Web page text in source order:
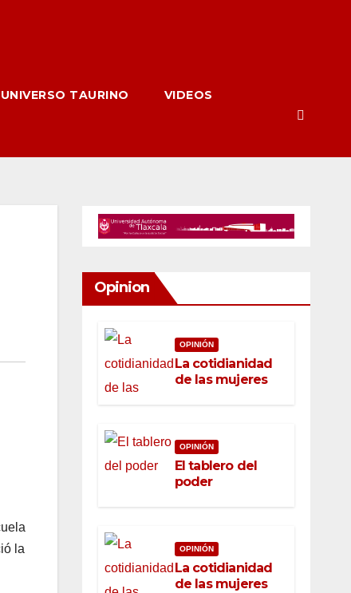
UNIVERSO TAURINO VIDEOS
la
Opinion
OPINIÓN
La cotidianidad
de las mujeres
OPINIÓN
El tablero del
poder
OPINIÓN
La cotidianidad
de las mujeres